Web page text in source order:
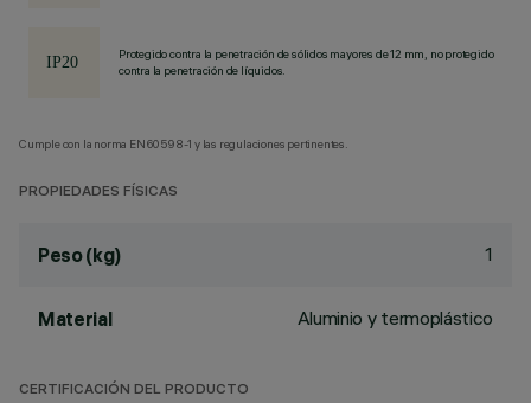
Protegido contra la penetración de sólidos mayores de 12 mm, no protegido
contra la penetración de líquidos.
Cumple con la norma EN60598-1 y las regulaciones pertinentes.
PROPIEDADES FÍSICAS
Peso (kg) 1
Material Aluminio y termoplástico
CERTIFICACIÓN DEL PRODUCTO